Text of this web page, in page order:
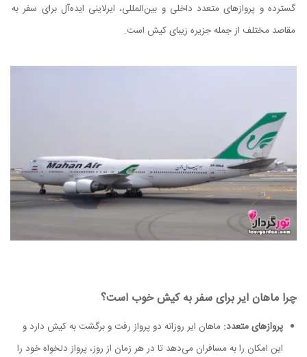
گسترده و پروازهای متعدد داخلی و بین‌المللی، ایرلاینی ایده‌آل برای سفر به
مقاصد مختلف از جمله جزیره زیبای کیش است.
چرا ماهان ایر برای سفر به کیش خوب است؟
پروازهای متعدد: ماهان ایر روزانه دو پرواز رفت و برگشت به کیش دارد و
این امکان را به مسافران می‌دهد تا در هر زمان از روز، پرواز دلخواه خود را